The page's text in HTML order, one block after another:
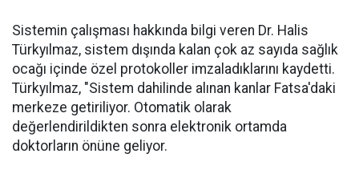
Sistemin çalışması hakkında bilgi veren Dr. Halis
Türkyılmaz, sistem dışında kalan çok az sayıda sağlık
ocağı içinde özel protokoller imzaladıklarını kaydetti.
Türkyılmaz, "Sistem dahilinde alınan kanlar Fatsa'daki
merkeze getiriliyor. Otomatik olarak
değerlendirildikten sonra elektronik ortamda
doktorların önüne geliyor.